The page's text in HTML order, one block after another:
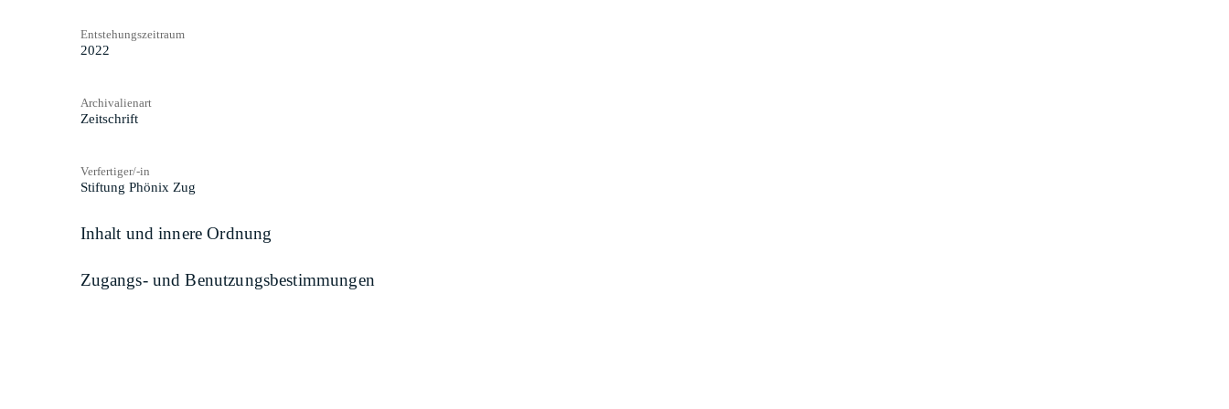
Entstehungszeitraum
2022
Archivalienart
Zeitschrift
Verfertiger/-in
Stiftung Phönix Zug
Inhalt und innere Ordnung
Zugangs- und Benutzungsbestimmungen